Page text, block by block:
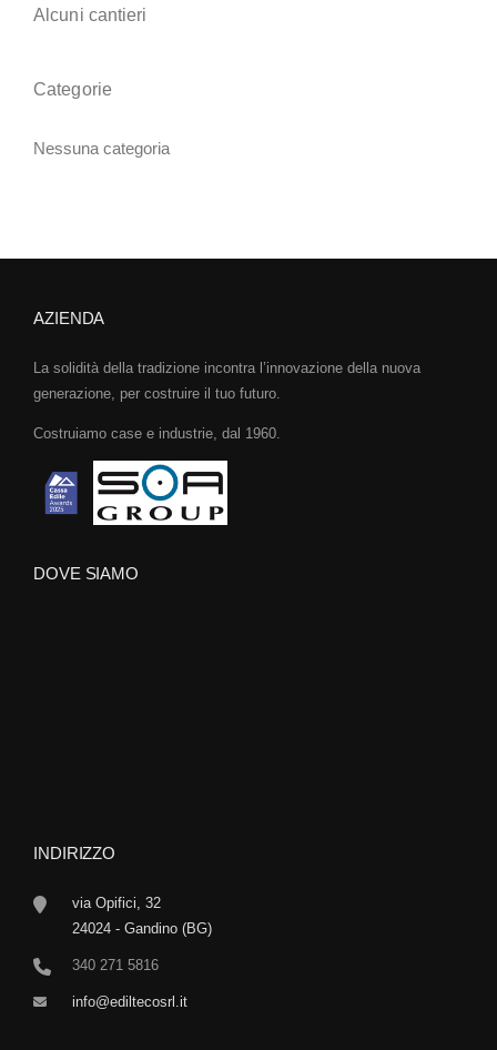
Alcuni cantieri
Categorie
Nessuna categoria
AZIENDA
La solidità della tradizione incontra l’innovazione della nuova
generazione, per costruire il tuo futuro.
Costruiamo case e industrie, dal 1960.
DOVE SIAMO
INDIRIZZO
via Opifici, 32
24024 - Gandino (BG)
340 271 5816
info@ediltecosrl.it